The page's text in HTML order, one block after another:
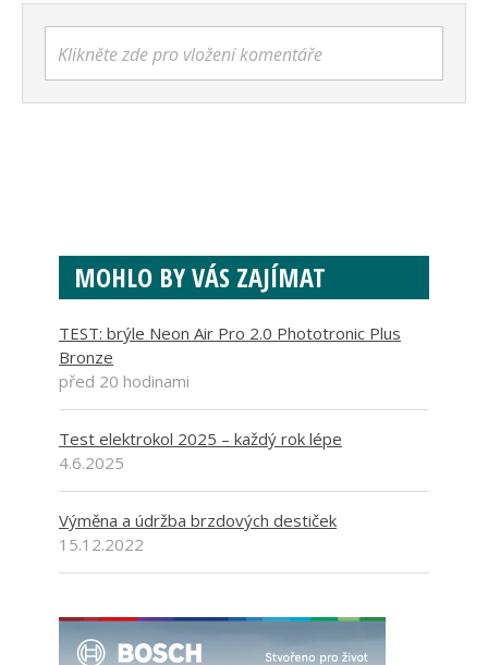
Klikněte zde pro vložení komentáře
MOHLO BY VÁS ZAJÍMAT
TEST: brýle Neon Air Pro 2.0 Phototronic Plus
Bronze
před 20 hodinami
Test elektrokol 2025 – každý rok lépe
4.6.2025
Výměna a údržba brzdových destiček
15.12.2022